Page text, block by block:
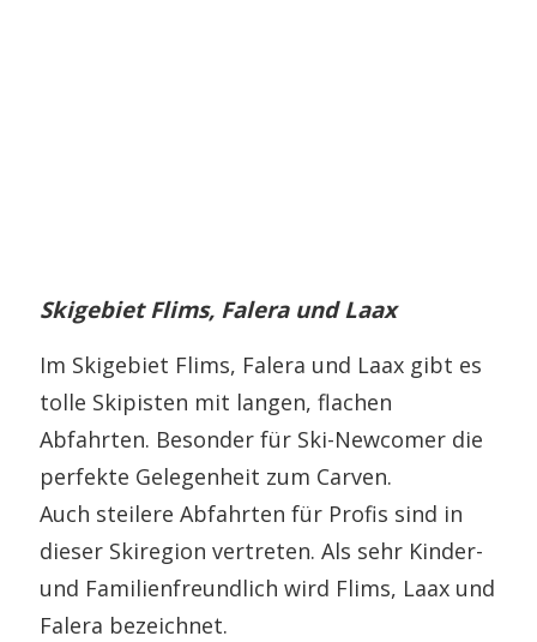
Skigebiet Flims, Falera und Laax
Im Skigebiet Flims, Falera und Laax gibt es
tolle Skipisten mit langen, flachen
Abfahrten. Besonder für Ski-Newcomer die
perfekte Gelegenheit zum Carven.
Auch steilere Abfahrten für Profis sind in
dieser Skiregion vertreten. Als sehr Kinder-
und Familienfreundlich wird Flims, Laax und
Falera bezeichnet.